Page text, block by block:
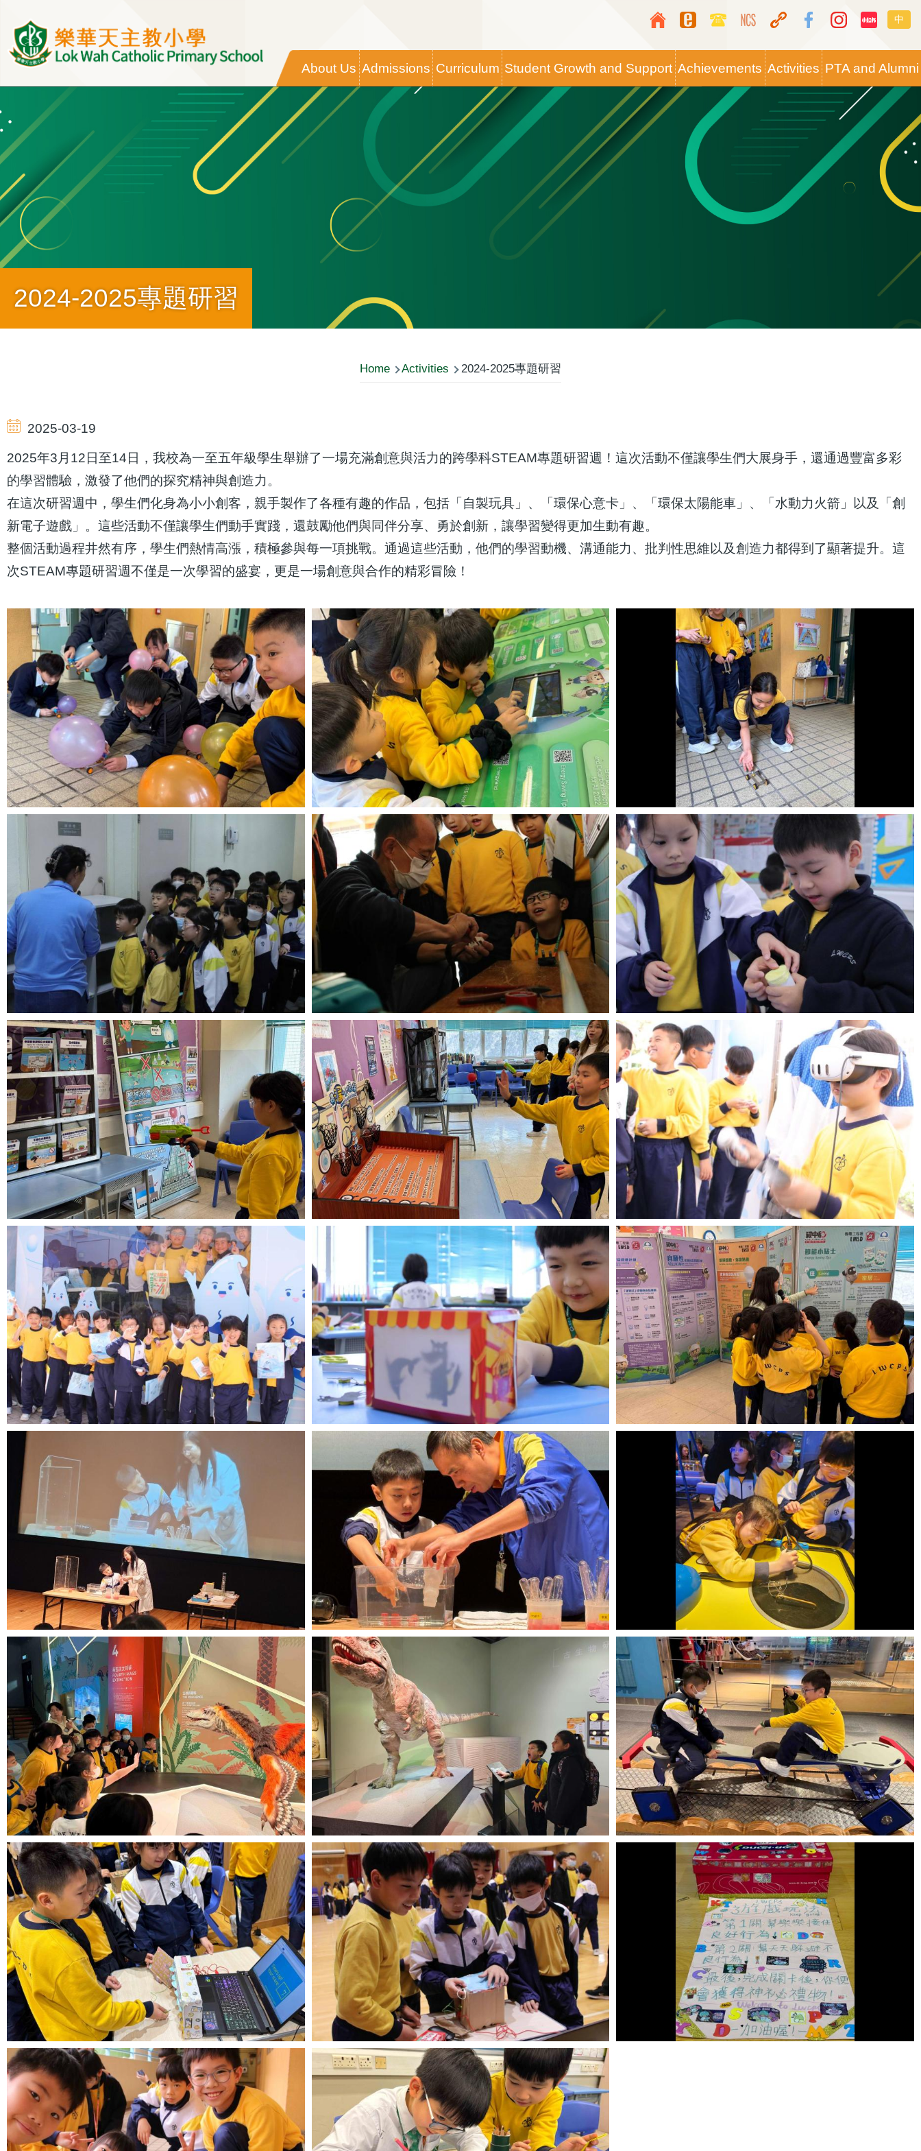
Top
Media
Icon
Button
中
Main
navigation
About Us Admissions Curriculum Student Growth and Support Achievements Activities PTA and Alumni
2024-2025專題研習
Home Activities 2024-2025專題研習
2025-03-19
2025年3月12日至14日，我校為一至五年級學生舉辦了一場充滿創意與活力的跨學科STEAM專題研習週！這次活動不僅讓學生們大展身手，還通過豐富多彩
的學習體驗，激發了他們的探究精神與創造力。
在這次研習週中，學生們化身為小小創客，親手製作了各種有趣的作品，包括「自製玩具」、「環保心意卡」、「環保太陽能車」、「水動力火箭」以及「創
新電子遊戲」。這些活動不僅讓學生們動手實踐，還鼓勵他們與同伴分享、勇於創新，讓學習變得更加生動有趣。
整個活動過程井然有序，學生們熱情高漲，積極參與每一項挑戰。通過這些活動，他們的學習動機、溝通能力、批判性思維以及創造力都得到了顯著提升。這
次STEAM專題研習週不僅是一次學習的盛宴，更是一場創意與合作的精彩冒險！